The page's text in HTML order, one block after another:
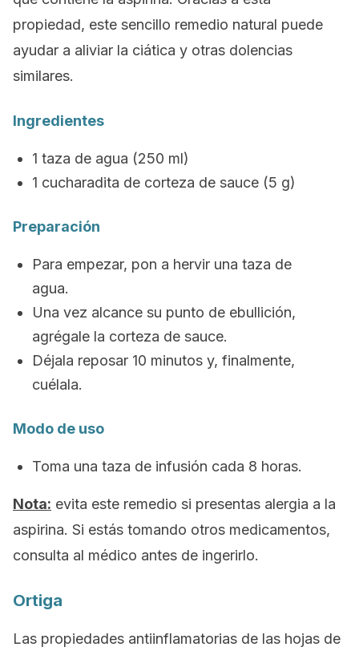
propiedad, este sencillo remedio natural puede
ayudar a aliviar la ciática y otras dolencias
similares.
Ingredientes
1 taza de agua (250 ml)
1 cucharadita de corteza de sauce (5 g)
Preparación
Para empezar, pon a hervir una taza de
agua.
Una vez alcance su punto de ebullición,
agrégale la corteza de sauce.
Déjala reposar 10 minutos y, finalmente,
cuélala.
Modo de uso
Toma una taza de infusión cada 8 horas.
Nota: evita este remedio si presentas alergia a la
aspirina. Si estás tomando otros medicamentos,
consulta al médico antes de ingerirlo.
Ortiga
Las propiedades antiinflamatorias de las hojas de